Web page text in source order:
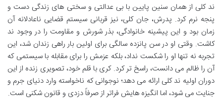
ند کلی از همان سنین پایین با بی عدالتی و سختی های زندگی دست و
پنجه نرم کرد. پدرش، جان کلی، نیز قربانی سیستم قضایی ناعادلانه آن
زمان بود و این پیشینه خانوادگی، بذر شورش و مقاومت را در وجود ند
کاشت. وقتی او در سن پانزده سالگی برای اولین بار راهی زندان شد، این
تجربه نه تنها او را شکست نداد، بلکه عزمش را برای مقابله با سیستمی که
آن را ظالم می دانست، راسخ تر کرد. کری با قلم خود، تصویری زنده از این
دوران اولیه ند کلی ارائه می دهد؛ نوجوانی که ناخواسته وارد دنیای جرم و
جنایت می شود، اما انگیزه هایش فراتر از صرفاً دزدی و قانون شکنی است.